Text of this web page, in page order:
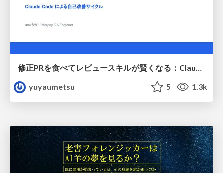
修正PRを食べてレビュースキルが賢くなる：Claude Codeによる自己改善サイクル
yuyaumetsu
5 1.3k